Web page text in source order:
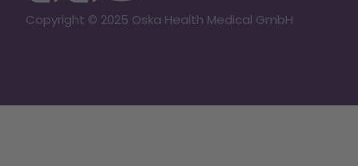
Copyright © 2025 Oska Health Medical GmbH